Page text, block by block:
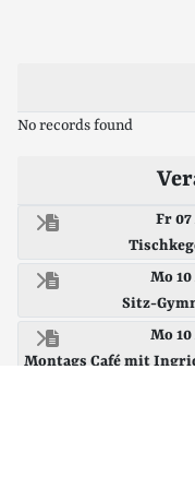
No records found
Fr 07
Mo 10
Sitz-
Mo 10
Montags Café mit